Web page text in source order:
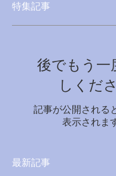
特集記事
後でもう一
しくだ
記事が公開される
表示されま
最新記事